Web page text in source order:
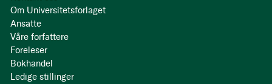
Om Universitetsforlaget
Ansatte
Våre forfattere
Foreleser
Bokhandel
Ledige stillinger